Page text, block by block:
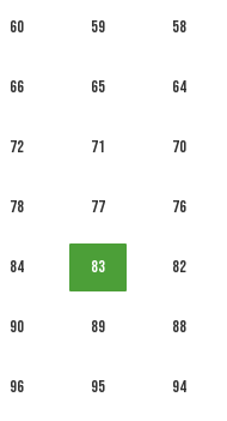
58
59
60
64
65
66
70
71
72
76
77
78
82
83
84
88
89
90
94
95
96